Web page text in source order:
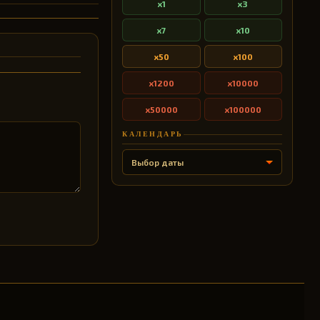
x1 x3
x7 x10
x50 x100
x1200 x10000
x50000 x100000
КАЛЕНДАРЬ
Выбор даты